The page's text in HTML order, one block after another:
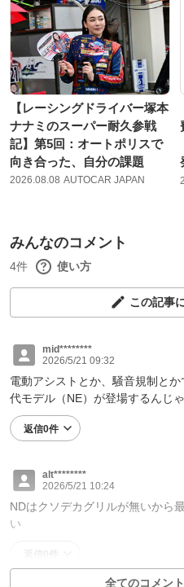
【レーシングドライバー塚本
ナナミのスーパー耐久参戦
記】第5回：オートポリスで
向き合った、自分の課題
2026.08.08 AUTOCAR JAPAN
みんなのコメント
4件 使い方
この記事
mid********
2026/5/21 09:32
電動アシストとか、騒音規制と
代モデル（NE）が登場するんじ
返信0件
alt********
2026/5/21 10:24
NDはクソデカグリルが無いから
い
全てのコメン